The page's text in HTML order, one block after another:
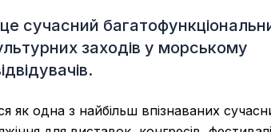
сучасний
заходів у морському
одна з найбільш впізнаваних